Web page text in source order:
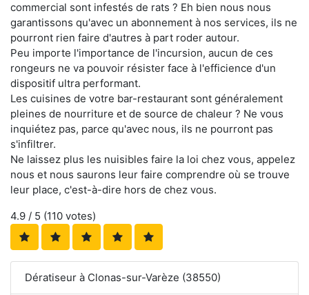
commercial sont infestés de rats ? Eh bien nous nous
garantissons qu'avec un abonnement à nos services, ils ne
pourront rien faire d'autres à part roder autour.
Peu importe l'importance de l'incursion, aucun de ces
rongeurs ne va pouvoir résister face à l'efficience d'un
dispositif ultra performant.
Les cuisines de votre bar-restaurant sont généralement
pleines de nourriture et de source de chaleur ? Ne vous
inquiétez pas, parce qu'avec nous, ils ne pourront pas
s'infiltrer.
Ne laissez plus les nuisibles faire la loi chez vous, appelez
nous et nous saurons leur faire comprendre où se trouve
leur place, c'est-à-dire hors de chez vous.
4.9 / 5 (110 votes)
Dératiseur à Clonas-sur-Varèze (38550)